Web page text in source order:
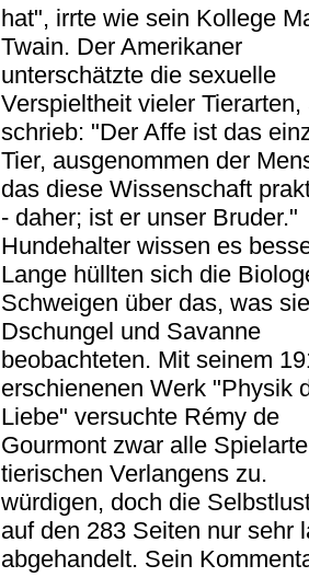
hat", irrte wie sein Kollege
Twain. Der Amerikaner
unterschätzte die sexuelle
Verspieltheit vieler Tierarten,
schrieb: "Der Affe ist das
Tier, ausgenommen der
das diese Wissenschaft
- daher; ist er unser Bruder."
Hundehalter wissen es
Lange hüllten sich die
Schweigen über das, was
Dschungel und Savanne
beobachteten. Mit seinem
erschienenen Werk "Physik
Liebe" versuchte Rémy de
Gourmont zwar alle
tierischen Verlangens zu.
würdigen, doch die
auf den 283 Seiten nur sehr
abgehandelt. Sein